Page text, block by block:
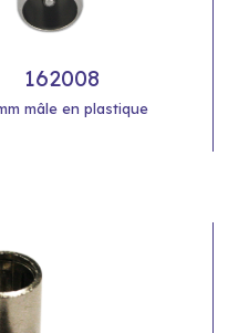
162008
mâle en plastique